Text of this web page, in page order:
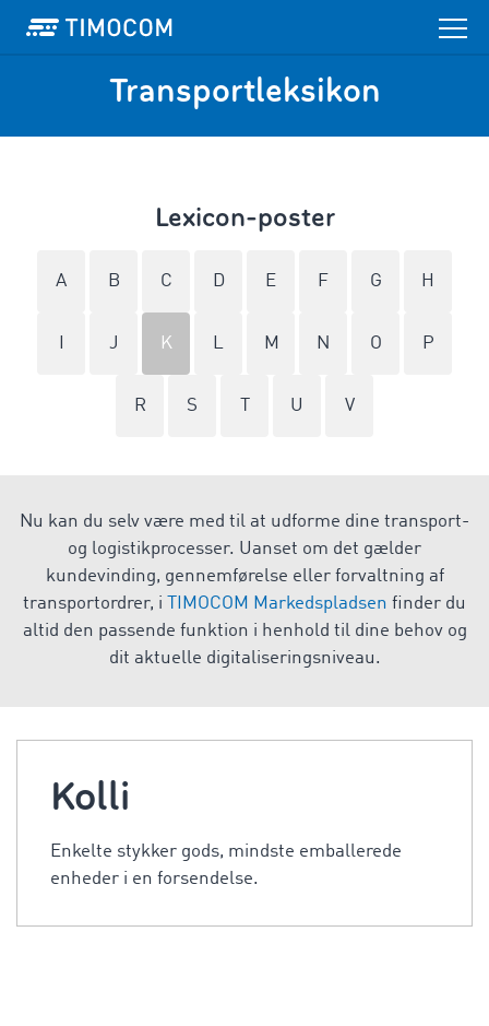
Transportleksikon
Lexicon-poster
A B C D E F G H
J K L M N O P
R S U V
Nu kan du selv være med til at udforme dine transport-
og logistikprocesser. Uanset om det gælder
kundevinding, gennemførelse eller forvaltning af
transportordrer, i
TIMOCOM Markedspladsen finder du
altid den passende funktion i henhold til dine behov og
dit aktuelle digitaliseringsniveau.
Kolli
Enkelte stykker gods, mindste emballerede
enheder i en forsendelse.